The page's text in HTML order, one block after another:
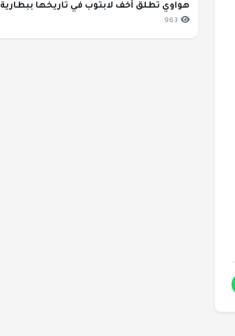
هواوي تطلق أخف لابتوب في تاريخها ببطارية 18 ساعة
963